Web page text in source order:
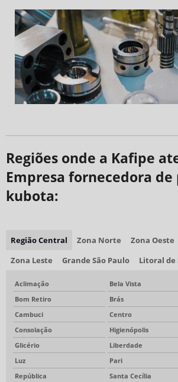
Regiões onde a Kafipe
Empresa fornecedora de
kubota:
Região Central Zona Norte Zona Oeste
Zona Leste
Grande São Paulo Litoral de
Aclimação
Bela Vista
Bom Retiro
Brás
Cambuci
Centro
Consolação
Higienópolis
Glicério
Liberdade
Luz
Pari
República
Santa Cecília